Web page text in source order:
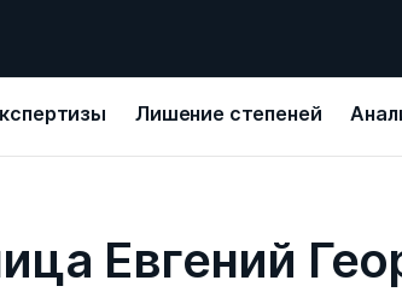
Лишение степеней
Евгений